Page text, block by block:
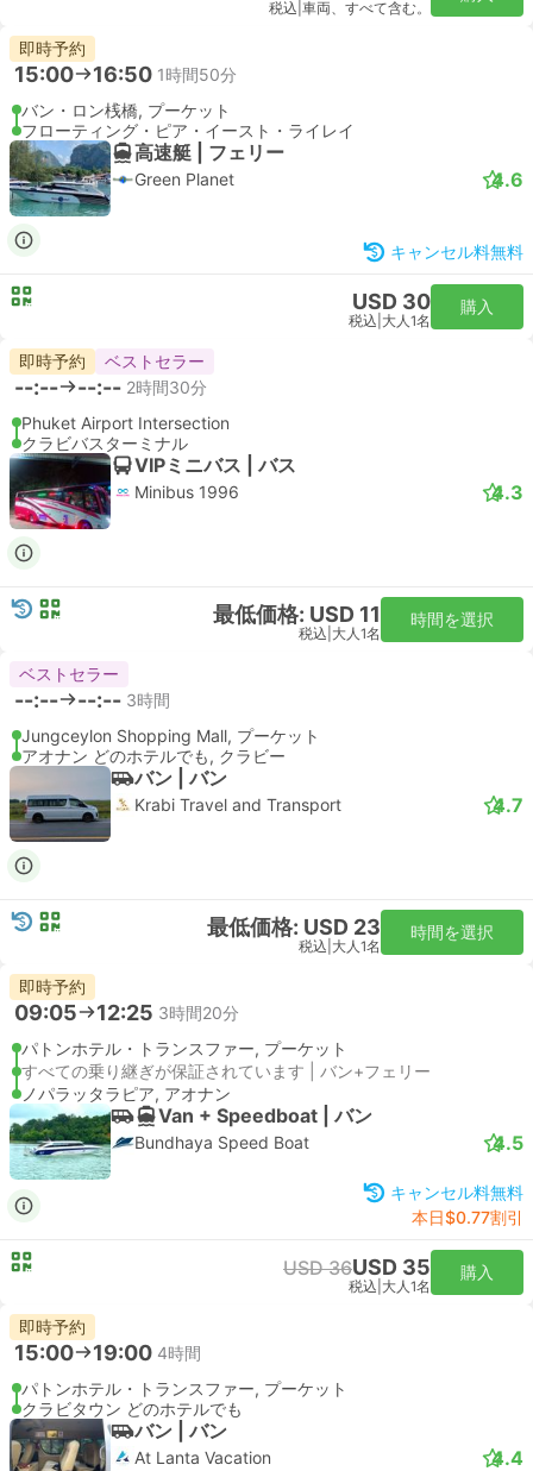
税込 車両、すべて含む。
即時予約
15:00 16:50 1時間50分
バン・ロン桟橋, プーケット
フローティング・ピア・イースト・ライレイ
高速艇 | フェリー
Green Planet 4.6
キャンセル料無料
USD 30
税込 大人1名
購入
即時予約 ベストセラー
--:-- --:-- 2時間30分
Phuket Airport Intersection
クラビバスターミナル
VIPミニバス | バス
Minibus 1996 4.3
最低価格: USD 11
税込 大人1名
時間を選択
ベストセラー
--:-- --:-- 3時間
Jungceylon Shopping Mall, プーケット
アオナン どのホテルでも, クラビー
バン | バン
Krabi Travel and Transport 4.7
最低価格: USD 23
税込 大人1名
時間を選択
即時予約
09:05 12:25 3時間20分
パトンホテル・トランスファー, プーケット
すべての乗り継ぎが保証されています | バン+フェリー
ノパラッタラピア, アオナン
Van + Speedboat | バン
Bundhaya Speed Boat 4.5
キャンセル料無料
本日$0.77割引
USD 36USD 35
税込 大人1名
購入
即時予約
15:00 19:00 4時間
パトンホテル・トランスファー, プーケット
クラビタウン どのホテルでも
バン | バン
At Lanta Vacation 4.4